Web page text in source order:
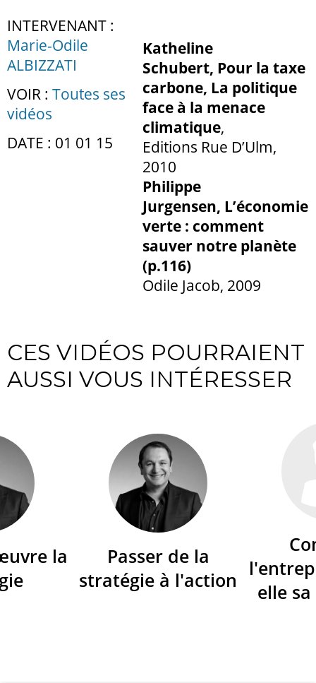
INTERVENANT :
Marie-Odile
ALBIZZATI
VOIR : Toutes ses
vidéos
DATE : 01 01 15
Katheline
Schubert, Pour la taxe
carbone, La politique
face à la menace
climatique,
Editions Rue D’Ulm,
2010
Philippe
Jurgensen, L’économie
verte : comment
sauver notre planète
(p.116)
Odile Jacob, 2009
CES VIDÉOS POURRAIENT
AUSSI VOUS INTÉRESSER
la
Passer de la
stratégie à l'action
elle